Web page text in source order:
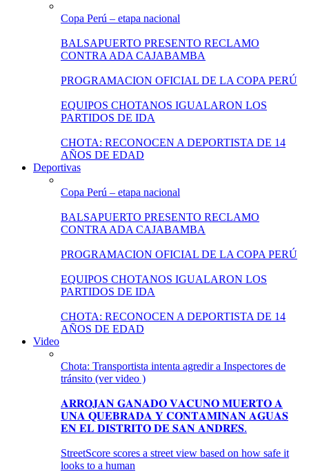
Copa Perú – etapa nacional
BALSAPUERTO PRESENTO RECLAMO
CONTRA ADA CAJABAMBA
PROGRAMACION OFICIAL DE LA COPA PERÚ
EQUIPOS CHOTANOS IGUALARON LOS
PARTIDOS DE IDA
CHOTA: RECONOCEN A DEPORTISTA DE 14
AÑOS DE EDAD
Deportivas
Copa Perú – etapa nacional
BALSAPUERTO PRESENTO RECLAMO
CONTRA ADA CAJABAMBA
PROGRAMACION OFICIAL DE LA COPA PERÚ
EQUIPOS CHOTANOS IGUALARON LOS
PARTIDOS DE IDA
CHOTA: RECONOCEN A DEPORTISTA DE 14
AÑOS DE EDAD
Video
Chota: Transportista intenta agredir a Inspectores de
tránsito (ver video )
𝐀𝐑𝐑𝐎𝐉𝐀𝐍 𝐆𝐀𝐍𝐀𝐃𝐎 𝐕𝐀𝐂𝐔𝐍𝐎 𝐌𝐔𝐄𝐑𝐓𝐎 𝐀
𝐔𝐍𝐀 𝐐𝐔𝐄𝐁𝐑𝐀𝐃𝐀 𝐘 𝐂𝐎𝐍𝐓𝐀𝐌𝐈𝐍𝐀𝐍 𝐀𝐆𝐔𝐀𝐒
𝐄𝐍 𝐄𝐋 𝐃𝐈𝐒𝐓𝐑𝐈𝐓𝐎 𝐃𝐄 𝐒𝐀𝐍 𝐀𝐍𝐃𝐑𝐄́𝐒.
StreetScore scores a street view based on how safe it
looks to a human